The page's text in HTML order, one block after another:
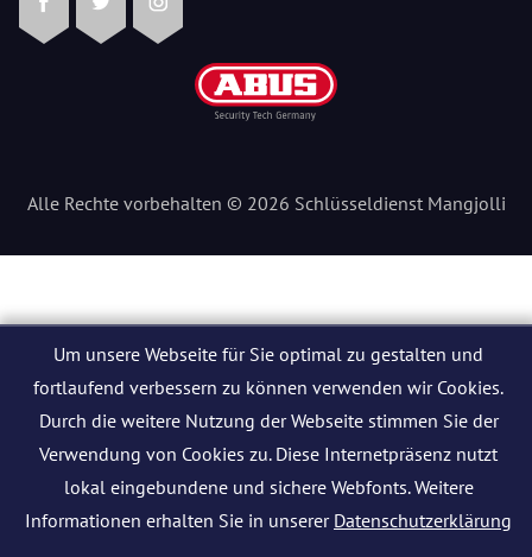
FacebookTwitterInstagram
Alle Rechte vorbehalten © 2026 Schlüsseldienst Mangjolli
Um unsere Webseite für Sie optimal zu gestalten und
fortlaufend verbessern zu können verwenden wir Cookies.
Durch die weitere Nutzung der Webseite stimmen Sie der
Verwendung von Cookies zu. Diese Internetpräsenz nutzt
lokal eingebundene und sichere Webfonts. Weitere
Informationen erhalten Sie in unserer Datenschutzerklärung